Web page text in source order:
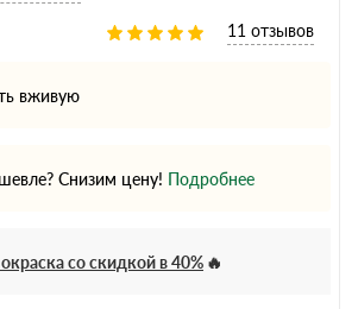
11 отзывов
вживую
Снизим цену! Подробнее
со скидкой в 40%